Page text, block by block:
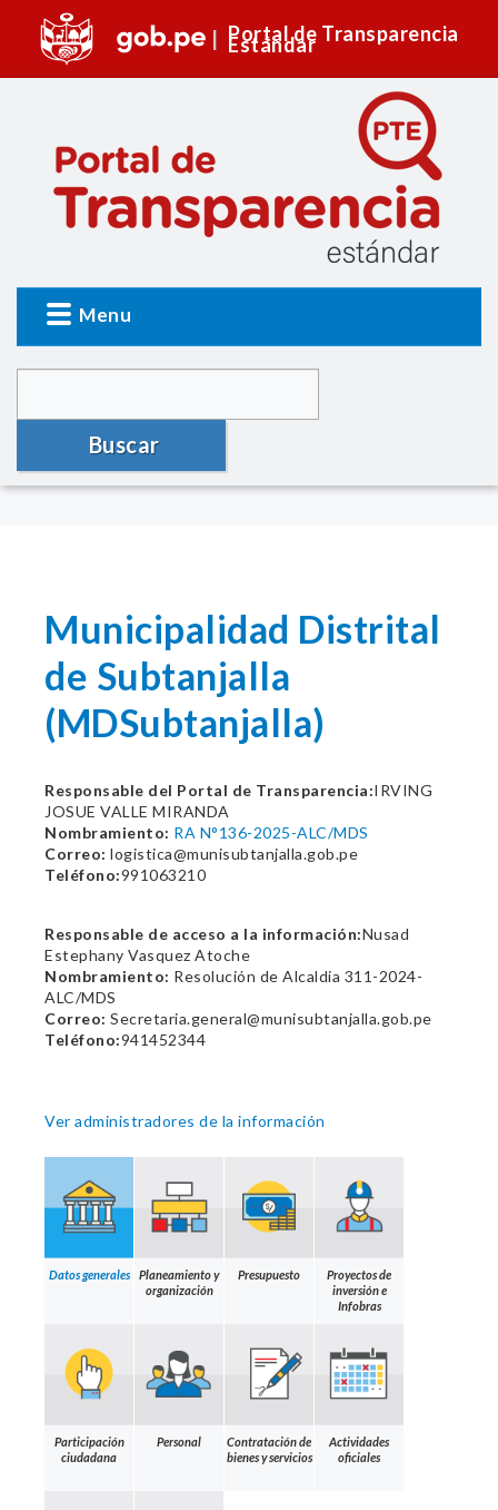
Portal de Transparencia
Estándar
Menu
Buscar
Municipalidad Distrital
de Subtanjalla
(MDSubtanjalla)
Responsable del Portal de Transparencia:IRVING
JOSUE VALLE MIRANDA
Nombramiento: RA N°136-2025-ALC/MDS
Correo: logistica@munisubtanjalla.gob.pe
Teléfono:991063210
Responsable de acceso a la información:Nusad
Estephany Vasquez Atoche
Nombramiento: Resolución de Alcaldia 311-2024-
ALC/MDS
Correo: Secretaria.general@munisubtanjalla.gob.pe
Teléfono:941452344
Ver administradores de la información
Datos generales
Planeamiento y
organización
Presupuesto
Proyectos de
inversión e
Infobras
Participación
ciudadana
Personal
Contratación de
bienes y servicios
Actividades
oficiales